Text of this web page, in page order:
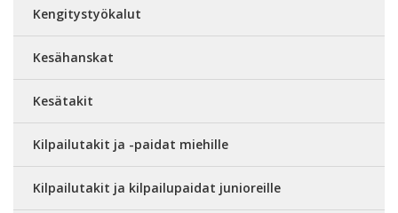
Kengitystyökalut
Kesähanskat
Kesätakit
Kilpailutakit ja -paidat miehille
Kilpailutakit ja kilpailupaidat junioreille